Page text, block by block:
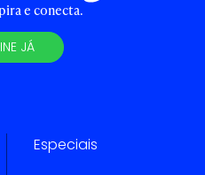
e conecta.
JÁ
Especiais